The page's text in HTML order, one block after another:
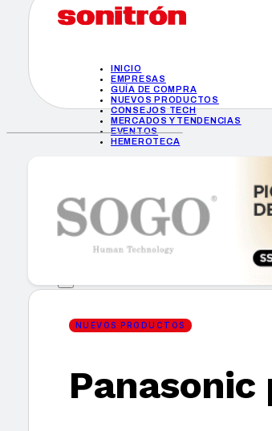
INICIO
EMPRESAS
GUÍA DE COMPRA
NUEVOS PRODUCTOS
CONSEJOS TECH
MERCADOS Y TENDENCIAS
EVENTOS
HEMEROTECA
GUÍA DE COMPRA
NUEVOS PRODUCTOS
CONSEJOS TECH
MERCADOS Y TENDENCIAS
HEMEROTECA
Encuentra tu
NUEVOS PRODUCTOS